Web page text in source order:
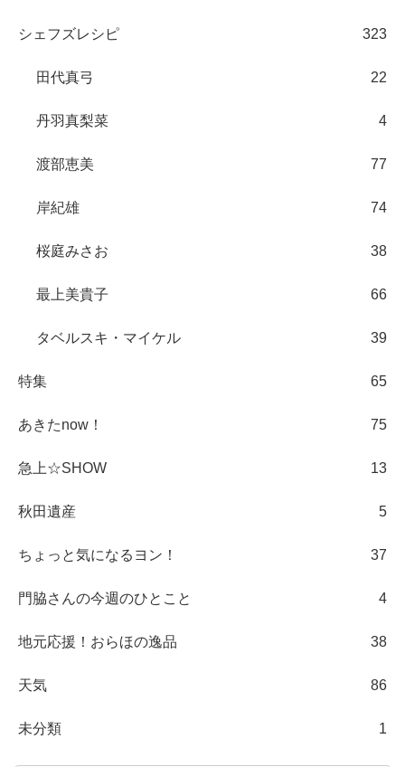
シェフズレシピ 323
田代真弓 22
丹羽真梨菜 4
渡部恵美 77
岸紀雄 74
桜庭みさお 38
最上美貴子 66
タベルスキ・マイケル 39
特集 65
あきたnow！ 75
急上☆SHOW 13
秋田遺産 5
ちょっと気になるヨン！ 37
門脇さんの今週のひとこと 4
地元応援！おらほの逸品 38
天気 86
未分類 1